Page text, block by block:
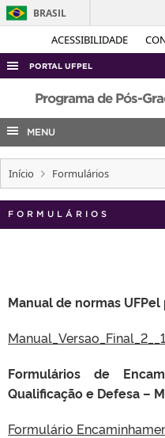
ACESSIBILIDADE
BRASIL
PORTAL UFPEL
ACESSO À INFORMAÇÃO
AUDITORIA
COBALTO
CONCURSOS
EDITAIS
INTERNACIONAL
TELEFONES
Programa de Pós-
MENU
Início Formulários
FORMULÁRIOS
Manual de normas
Formulários de
Qualificação e Defesa –
Formulário